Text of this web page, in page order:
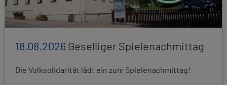
18.08.2026Geselliger Spielenachmittag
Die Volksolidarität lädt ein zum Spielenachmittag!